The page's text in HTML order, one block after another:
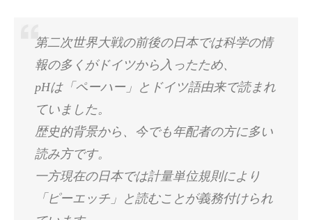
第二次世界大戦の前後の日本では科学の情
報の多くがドイツから入ったため、
pHは「ペーハー」とドイツ語由来で読まれ
ていました。
歴史的背景から、今でも年配者の方に多い
読み方です。
一方現在の日本では計量単位規則により
「ピーエッチ」と読むことが義務付けられ